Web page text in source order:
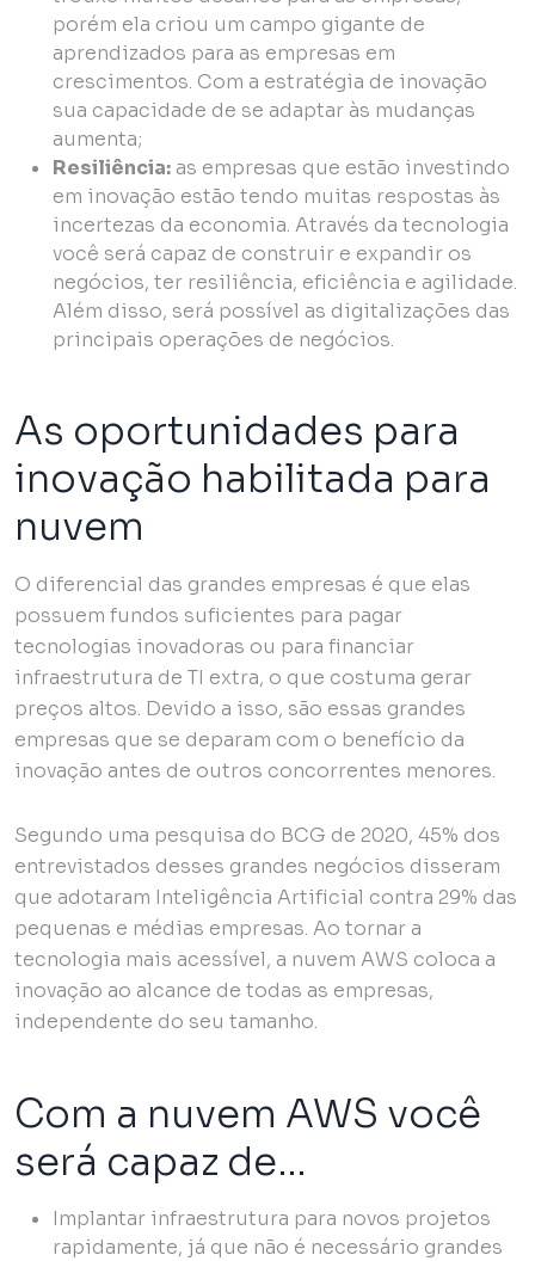
porém ela criou um campo gigante de
aprendizados para as empresas em
crescimentos. Com a estratégia de inovação
sua capacidade de se adaptar às mudanças
aumenta;
Resiliência: as empresas que estão investindo
em inovação estão tendo muitas respostas às
incertezas da economia. Através da tecnologia
você será capaz de construir e expandir os
negócios, ter resiliência, eficiência e agilidade.
Além disso, será possível as digitalizações das
principais operações de negócios.
As oportunidades para
inovação habilitada para
nuvem
O diferencial das grandes empresas é que elas
possuem fundos suficientes para pagar
tecnologias inovadoras ou para financiar
infraestrutura de TI extra, o que costuma gerar
preços altos. Devido a isso, são essas grandes
empresas que se deparam com o benefício da
inovação antes de outros concorrentes menores.
Segundo uma pesquisa do BCG de 2020, 45% dos
entrevistados desses grandes negócios disseram
que adotaram Inteligência Artificial contra 29% das
pequenas e médias empresas. Ao tornar a
tecnologia mais acessível, a nuvem AWS coloca a
inovação ao alcance de todas as empresas,
independente do seu tamanho.
Com a nuvem AWS você
será capaz de…
Implantar infraestrutura para novos projetos
rapidamente, já que não é necessário grandes